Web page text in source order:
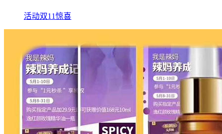
活动双11惊喜